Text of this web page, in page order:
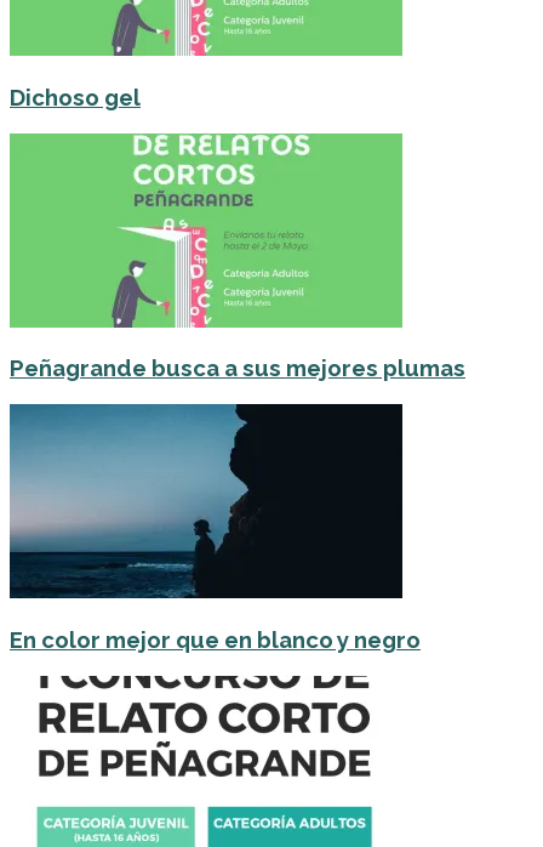
Dichoso gel
Peñagrande busca a sus mejores plumas
En color mejor que en blanco y negro